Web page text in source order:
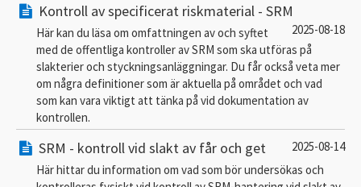
Kontroll av specificerat riskmaterial - SRM
2025-08-18
Här kan du läsa om omfattningen av och syftet
med de offentliga kontroller av SRM som ska utföras på
slakterier och styckningsanläggningar. Du får också veta mer
om några definitioner som är aktuella på området och vad
som kan vara viktigt att tänka på vid dokumentation av
kontrollen.
SRM - kontroll vid slakt av får och get
2025-08-14
Här hittar du information om vad som bör undersökas och